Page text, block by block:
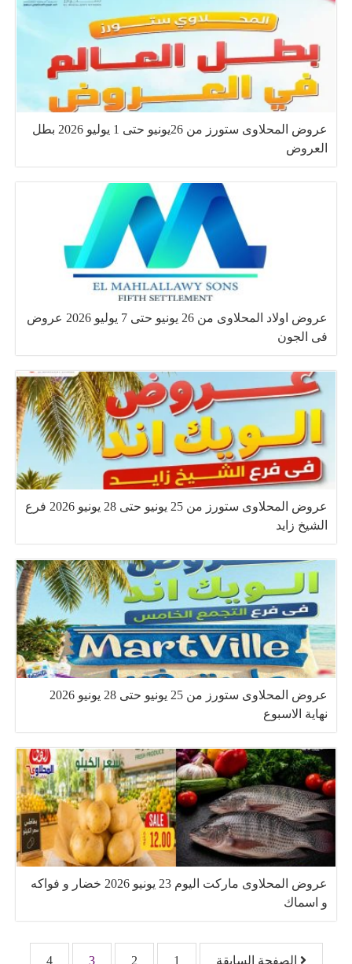
عروض المحلاوى ستورز من 26يونيو حتى 1 يوليو 2026 بطل
العروض
عروض اولاد المحلاوى من 26 يونيو حتى 7 يوليو 2026 عروض
فى الجون
عروض المحلاوى ستورز من 25 يونيو حتى 28 يونيو 2026 فرع
الشيخ زايد
عروض المحلاوى ستورز من 25 يونيو حتى 28 يونيو 2026
نهاية الاسبوع
عروض المحلاوى ماركت اليوم 23 يونيو 2026 خضار و فواكه
و اسماك
تصفّح المقالات
الصفحة السابقة 1
2
3
4